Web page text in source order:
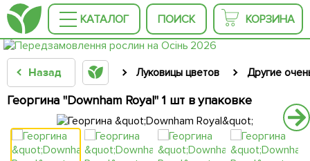
КАТАЛОГ ПОИСК КОРЗИНА
Назад Луковицы цветов Другие
Георгина "Downham Royal" 1 шт в упаковке